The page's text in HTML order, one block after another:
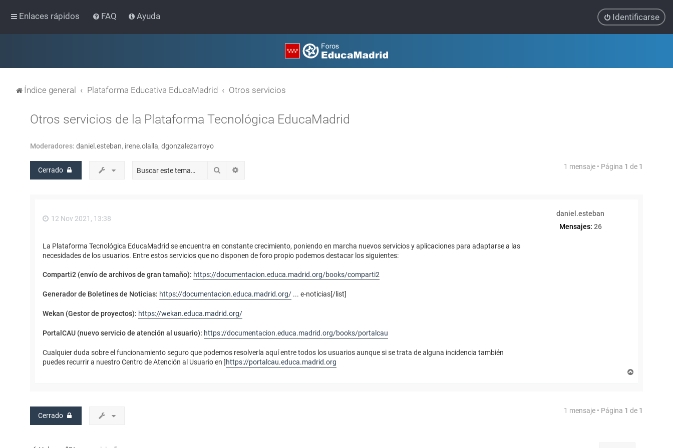
Enlaces rápidos FAQ Ayuda Identificarse
Índice general Plataforma Educativa EducaMadrid Otros servicios
Otros servicios de la Plataforma Tecnológica EducaMadrid
Moderadores: daniel.esteban, irene.olalla, dgonzalezarroyo
Cerrado Buscar 1 mensaje • Página 1 de 1
daniel.esteban
Mensajes: 26
12 Nov 2021, 13:38
La Plataforma Tecnológica EducaMadrid se encuentra en constante crecimiento, poniendo en marcha nuevos servicios y aplicaciones para adaptarse a las
necesidades de los usuarios. Entre estos servicios que no disponen de foro propio podemos destacar los siguientes:
Comparti2 (envío de archivos de gran tamaño): https://documentacion.educa.madrid.org/books/comparti2
Generador de Boletines de Noticias: https://documentacion.educa.madrid.org/ ... e-noticias[/list]
Wekan (Gestor de proyectos): https://wekan.educa.madrid.org/
PortalCAU (nuevo servicio de atención al usuario): https://documentacion.educa.madrid.org/books/portalcau
Cualquier duda sobre el funcionamiento seguro que podemos resolverla aquí entre todos los usuarios aunque si se trata de alguna incidencia también
puedes recurrir a nuestro Centro de Atención al Usuario en ] https://portalcau.educa.madrid.org
a
Cerrado
1 mensaje • Página 1 de 1